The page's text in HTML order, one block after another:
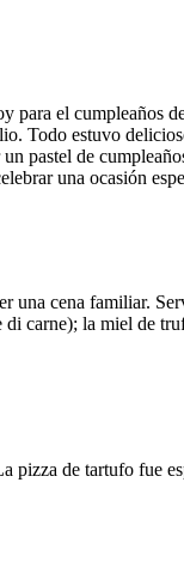
para el
Todo estuvo
pastel de
una ocasión
una cena familiar.
carne); la miel de
pizza de tartufo fue